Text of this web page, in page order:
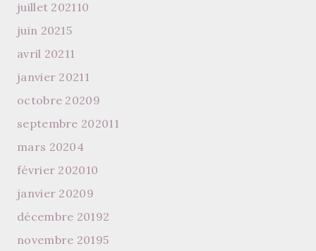
juillet 202110
juin 20215
avril 20211
janvier 20211
octobre 20209
septembre 202011
mars 20204
février 202010
janvier 20209
décembre 20192
novembre 20195